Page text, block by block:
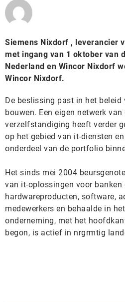
Siemens Nixdorf , leverancier
met ingang van 1 oktober van
Nederland en Wincor Nixdorf
Wincor Nixdorf.
De beslissing past in het
bouwen. Een eigen netwerk
verzelfstandiging heeft verder
op het gebied van it-diensten
onderdeel van de portfolio
Het sinds mei 2004
van it-oplossingen voor
hardwareproducten, software,
medewerkers en behaalde in
onderneming, met het
begon, is actief in nrgrmtig